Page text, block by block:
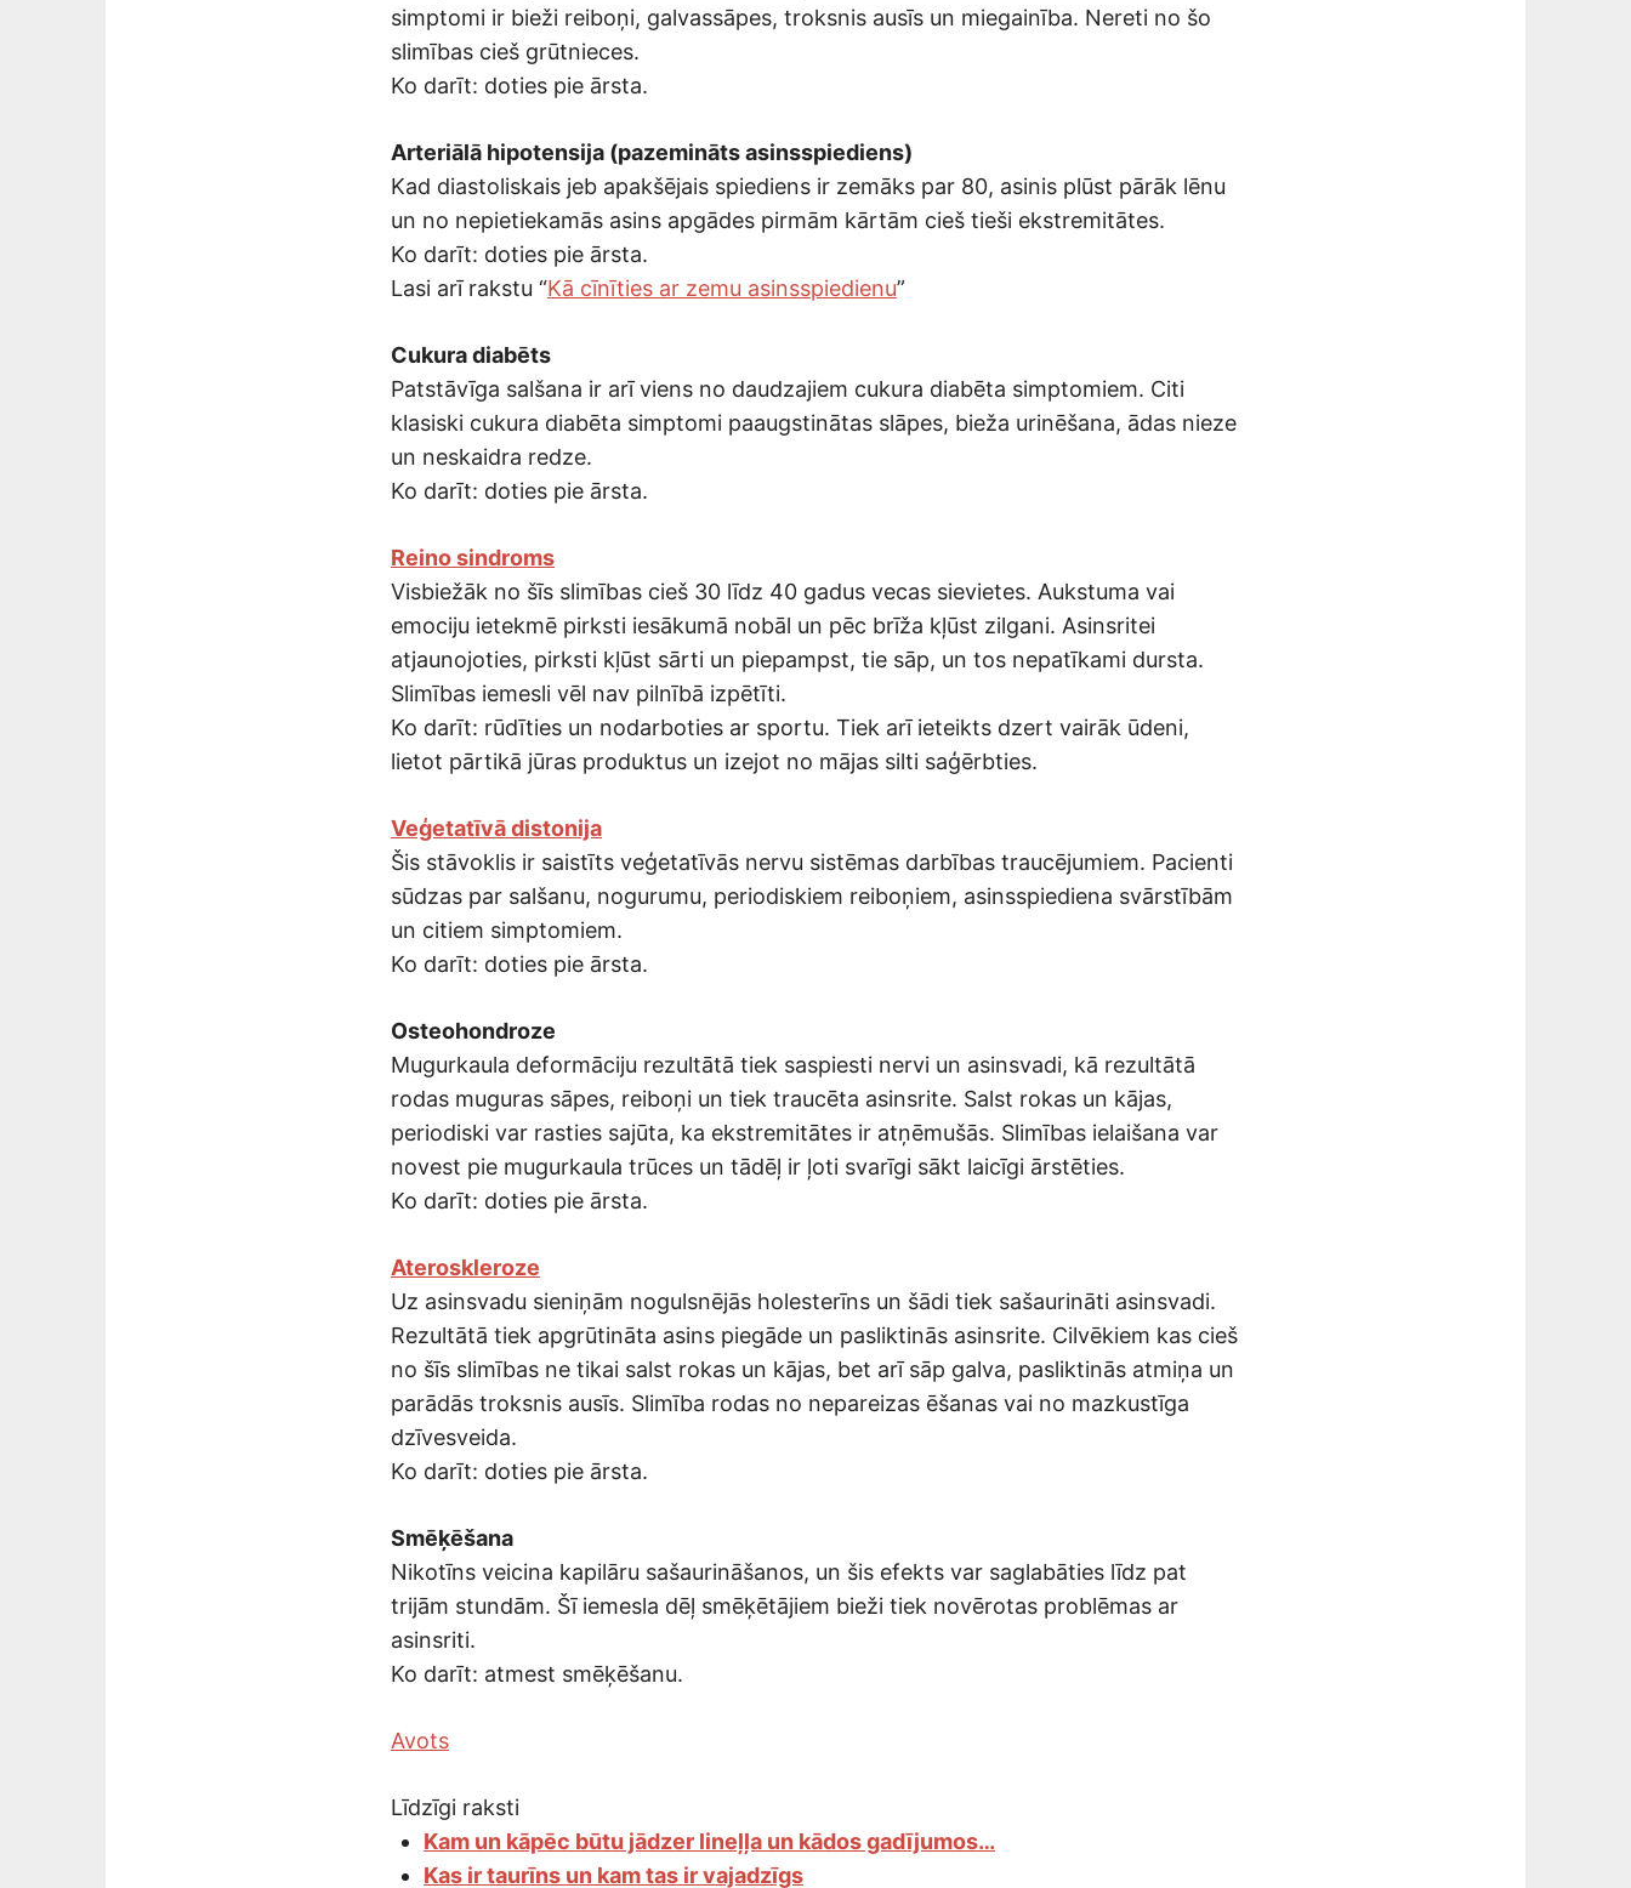
simptomi ir bieži reiboņi, galvassāpes, troksnis ausīs un miegainība. Nereti no šo
slimības cieš grūtnieces.
Ko darīt: doties pie ārsta.
Arteriālā hipotensija (pazemināts asinsspiediens)
Kad diastoliskais jeb apakšējais spiediens ir zemāks par 80, asinis plūst pārāk lēnu
un no nepietiekamās asins apgādes pirmām kārtām cieš tieši ekstremitātes.
Ko darīt: doties pie ārsta.
Lasi arī rakstu “Kā cīnīties ar zemu asinsspiedienu”
Cukura diabēts
Patstāvīga salšana ir arī viens no daudzajiem cukura diabēta simptomiem. Citi
klasiski cukura diabēta simptomi paaugstinātas slāpes, bieža urinēšana, ādas nieze
un neskaidra redze.
Ko darīt: doties pie ārsta.
Reino sindroms
Visbiežāk no šīs slimības cieš 30 līdz 40 gadus vecas sievietes. Aukstuma vai
emociju ietekmē pirksti iesākumā nobāl un pēc brīža kļūst zilgani. Asinsritei
atjaunojoties, pirksti kļūst sārti un piepampst, tie sāp, un tos nepatīkami dursta.
Slimības iemesli vēl nav pilnībā izpētīti.
Ko darīt: rūdīties un nodarboties ar sportu. Tiek arī ieteikts dzert vairāk ūdeni,
lietot pārtikā jūras produktus un izejot no mājas silti saģērbties.
Veģetatīvā distonija
Šis stāvoklis ir saistīts veģetatīvās nervu sistēmas darbības traucējumiem. Pacienti
sūdzas par salšanu, nogurumu, periodiskiem reiboņiem, asinsspiediena svārstībām
un citiem simptomiem.
Ko darīt: doties pie ārsta.
Osteohondroze
Mugurkaula deformāciju rezultātā tiek saspiesti nervi un asinsvadi, kā rezultātā
rodas muguras sāpes, reiboņi un tiek traucēta asinsrite. Salst rokas un kājas,
periodiski var rasties sajūta, ka ekstremitātes ir atņēmušās. Slimības ielaišana var
novest pie mugurkaula trūces un tādēļ ir ļoti svarīgi sākt laicīgi ārstēties.
Ko darīt: doties pie ārsta.
Ateroskleroze
Uz asinsvadu sieniņām nogulsnējās holesterīns un šādi tiek sašaurināti asinsvadi.
Rezultātā tiek apgrūtināta asins piegāde un pasliktinās asinsrite. Cilvēkiem kas cieš
no šīs slimības ne tikai salst rokas un kājas, bet arī sāp galva, pasliktinās atmiņa un
parādās troksnis ausīs. Slimība rodas no nepareizas ēšanas vai no mazkustīga
dzīvesveida.
Ko darīt: doties pie ārsta.
Smēķēšana
Nikotīns veicina kapilāru sašaurināšanos, un šis efekts var saglabāties līdz pat
trijām stundām. Šī iemesla dēļ smēķētājiem bieži tiek novērotas problēmas ar
asinsriti.
Ko darīt: atmest smēķēšanu.
Avots
Līdzīgi raksti
Kam un kāpēc būtu jādzer lineļļa un kādos gadījumos…
Kas ir taurīns un kam tas ir vajadzīgs